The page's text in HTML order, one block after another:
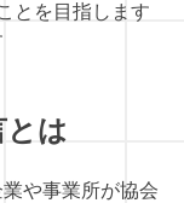
とを目指します
は
や事業所が協会